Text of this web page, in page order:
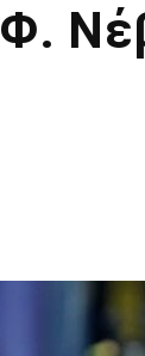
Φ.